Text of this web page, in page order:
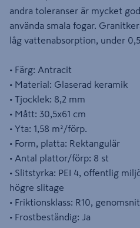
andra toleranser är mycket
använda smala fogar.
låg vattenabsorption, under
• Färg: Antracit
• Material: Glaserad keramik
• Tjocklek: 8,2 mm
• Mått: 30,5x61 cm
• Yta: 1,58 m²/förp.
• Form, platta: Rektangulär
• Antal plattor/förp: 8 st
• Slitstyrka: PEI 4, offentlig
högre slitage
• Friktionsklass: R10,
• Frostbeständig: Ja